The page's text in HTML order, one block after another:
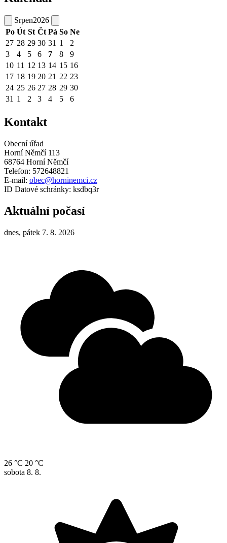
Srpen2026
Po Út St Čt Pá So Ne
27 28 29 30 31 1
2
3
4 5 6 7 8
9
10 11 12 13 14 15 16
17 18 19 20 21 22 23
24 25 26 27 28 29 30
31 1 2 3 4 5 6
Kontakt
Obecní úřad
Horní Němčí 113
68764 Horní Němčí
Telefon: 572648821
E-mail: obec@horninemci.cz
ID Datové schránky: ksdbq3r
Aktuální počasí
dnes, pátek 7. 8. 2026
26 °C 20 °C
sobota 8. 8.